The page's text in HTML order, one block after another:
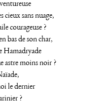
cieux sans nuage,
courageuse ?
bas de son char,
Hamadryade
astre moins noir ?
le dernier
?